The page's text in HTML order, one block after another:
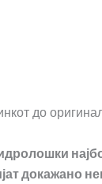
до
докажано